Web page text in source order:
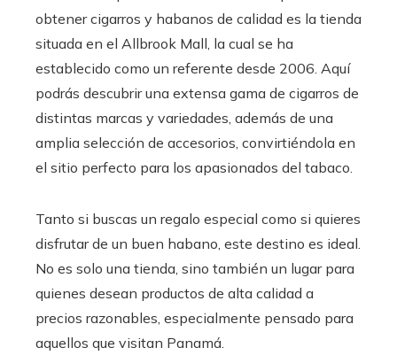
obtener cigarros y habanos de calidad es la tienda
situada en el Allbrook Mall, la cual se ha
establecido como un referente desde 2006. Aquí
podrás descubrir una extensa gama de cigarros de
distintas marcas y variedades, además de una
amplia selección de accesorios, convirtiéndola en
el sitio perfecto para los apasionados del tabaco.
Tanto si buscas un regalo especial como si quieres
disfrutar de un buen habano, este destino es ideal.
No es solo una tienda, sino también un lugar para
quienes desean productos de alta calidad a
precios razonables, especialmente pensado para
aquellos que visitan Panamá.